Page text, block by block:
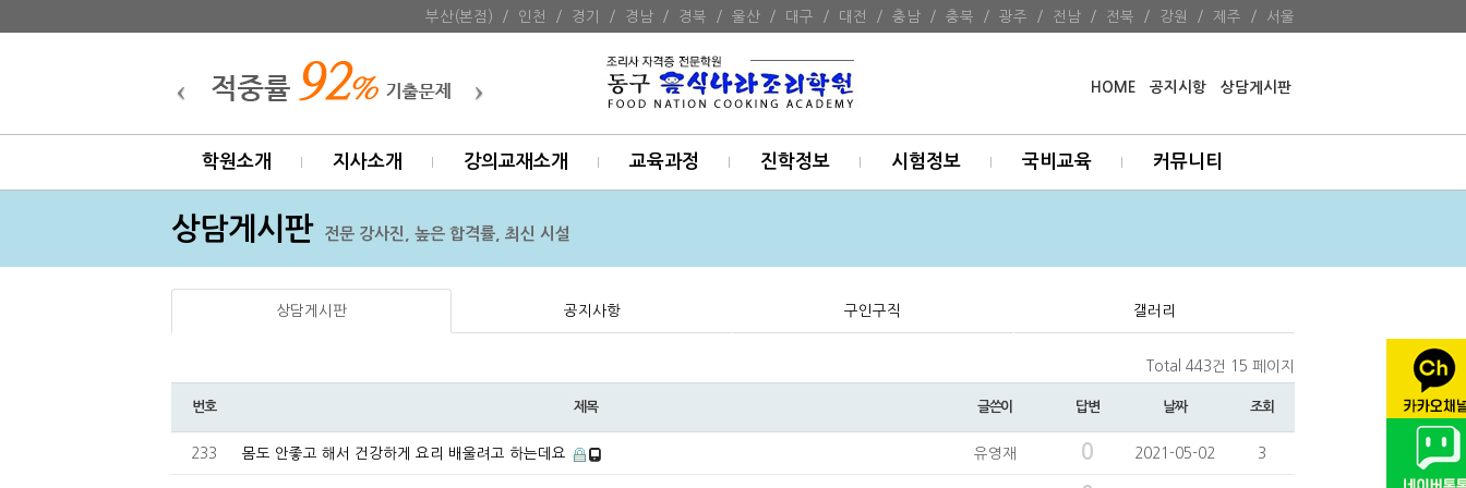
부산(본점) / 인천 / 경기 / 경남 / 경북 / 울산 / 대구 / 대전 / 충남 / 충북 / 광주 / 전남 / 전북 / 강원 / 제주 / 서울
HOME 공지시항 상담게시판
학원소개 지사소개 강의교재소개 교육과정 진학정보 시험정보 국비교육 커뮤니티
상담게시판 전문 강사진, 높은 합격률, 최신 시설
상담게시판 공지사항 구인구직 갤러리
Total 443건 15 페이지
번호 제목 글쓴이 답변 날짜 조회
233 몸도 안좋고 해서 건강하게 요리 배울려고 하는데요 유영재 0 2021-05-02 3